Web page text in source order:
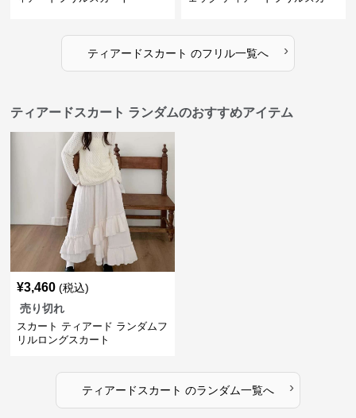
ティアードスカート のフリル一覧へ ›
ティアードスカート ランダムのおすすめアイテム
¥3,460 (税込)
売り切れ
スカート ティアード ランダムフ
リルロングスカート
ティアードスカート のランダム一覧へ ›